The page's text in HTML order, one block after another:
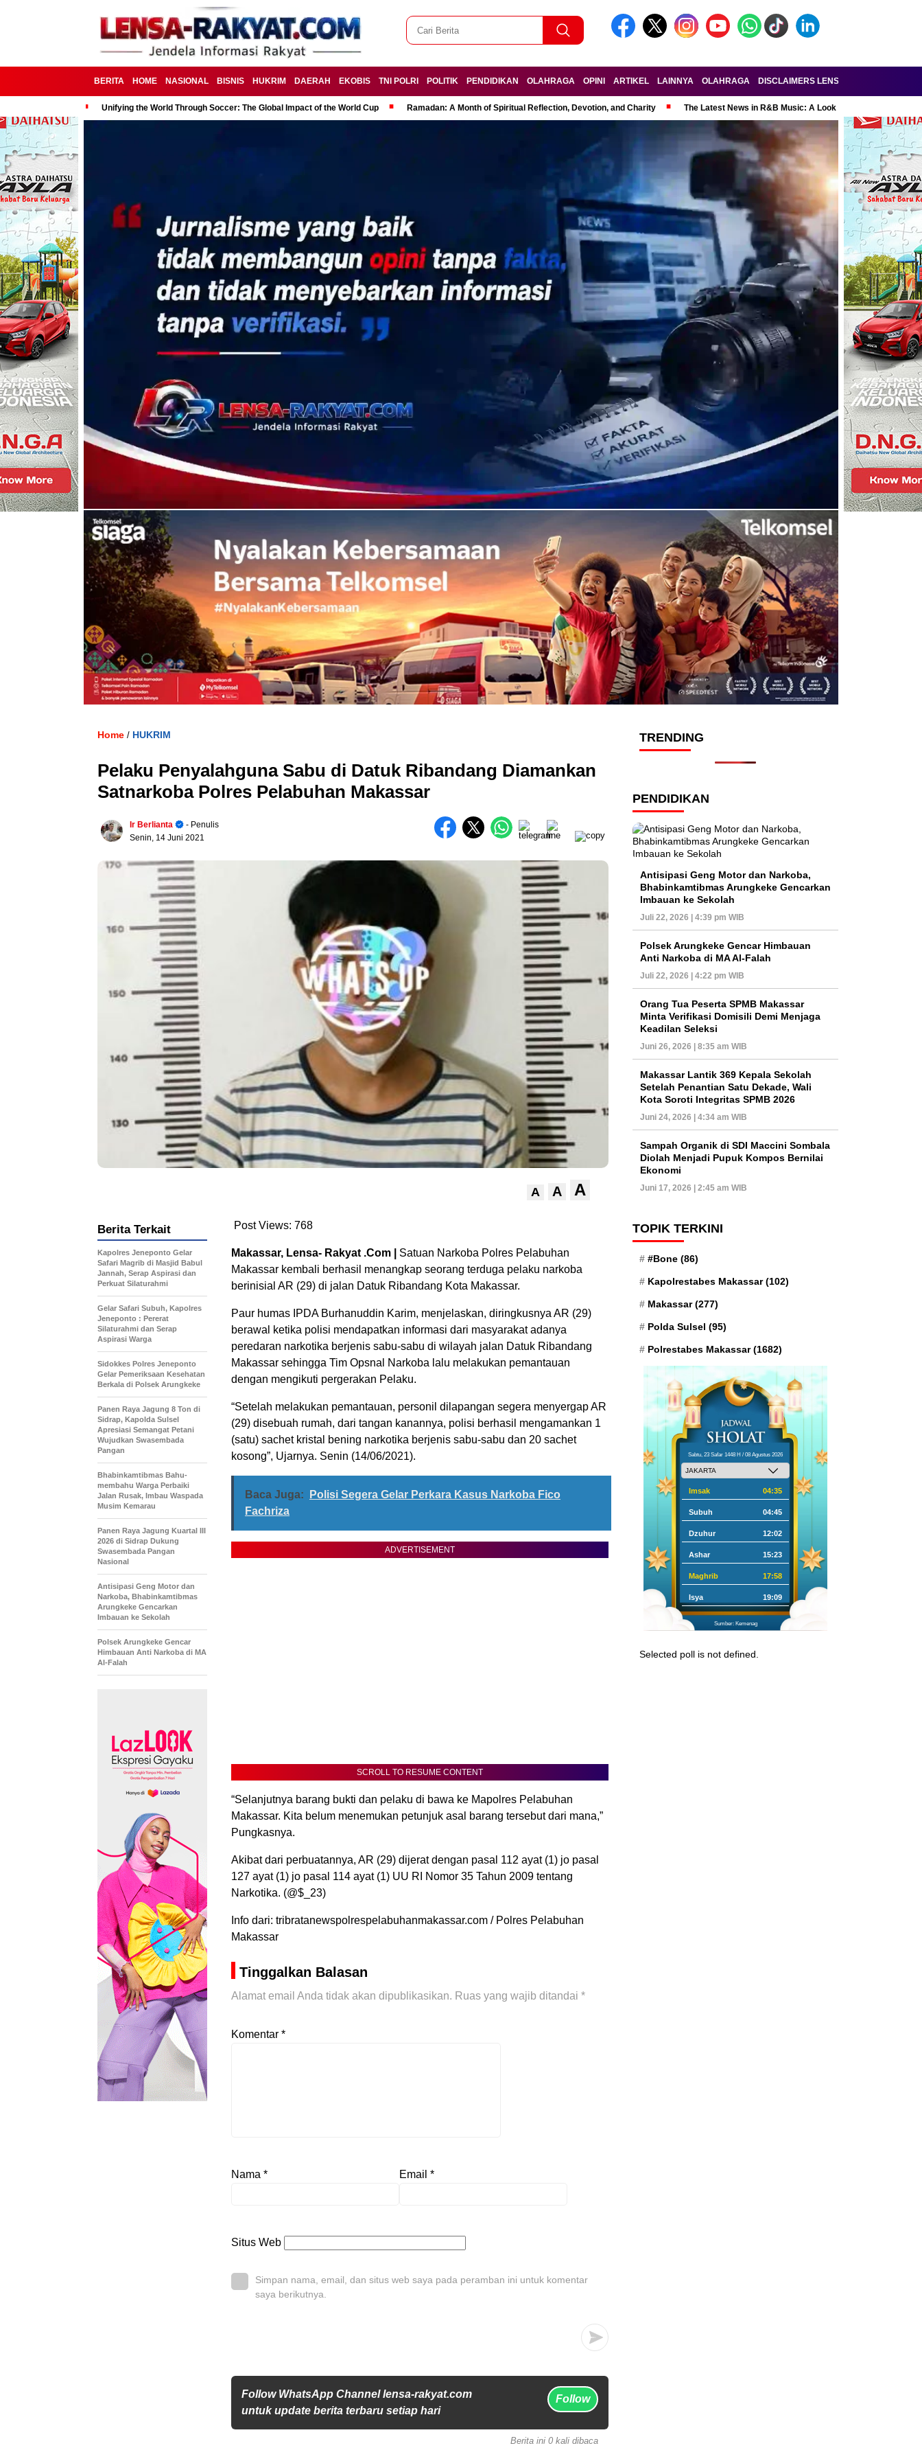
BERITA HOME NASIONAL BISNIS HUKRIM DAERAH EKOBIS TNI POLRI POLITIK PENDIDIKAN OLAHRAGA OPINI ARTIKEL LAINNYA OLAHRAGA DISCLAIMERS LENSA-RAKYAT.COM
Unifying the World Through Soccer: The Global Impact of the World Cup Ramadan: A Month of Spiritual Reflection, Devotion, and Charity The Latest News in R&B Music: A Look at Super Bowl
Home / HUKRIM
Pelaku Penyalahguna Sabu di Datuk Ribandang Diamankan
Satnarkoba Polres Pelabuhan Makassar
Ir Berlianta
- Penulis
Senin, 14 Juni 2021
A A A
Post Views: 768
Makassar, Lensa- Rakyat .Com | Satuan Narkoba Polres Pelabuhan
Makassar kembali berhasil menangkap seorang terduga pelaku narkoba
berinisial AR (29) di jalan Datuk Ribandang Kota Makassar.
Paur humas IPDA Burhanuddin Karim, menjelaskan, diringkusnya AR (29)
berawal ketika polisi mendapatkan informasi dari masyarakat adanya
peredaran narkotika berjenis sabu-sabu di wilayah jalan Datuk Ribandang
Makassar sehingga Tim Opsnal Narkoba lalu melakukan pemantauan
dengan mengikuti pergerakan Pelaku.
“Setelah melakukan pemantauan, personil dilapangan segera menyergap AR
(29) disebuah rumah, dari tangan kanannya, polisi berhasil mengamankan 1
(satu) sachet kristal bening narkotika berjenis sabu-sabu dan 20 sachet
kosong”, Ujarnya. Senin (14/06/2021).
Baca Juga:
Polisi Segera Gelar Perkara Kasus Narkoba Fico
Fachriza
ADVERTISEMENT
SCROLL TO RESUME CONTENT
“Selanjutnya barang bukti dan pelaku di bawa ke Mapolres Pelabuhan
Makassar. Kita belum menemukan petunjuk asal barang tersebut dari mana,”
Pungkasnya.
Akibat dari perbuatannya, AR (29) dijerat dengan pasal 112 ayat (1) jo pasal
127 ayat (1) jo pasal 114 ayat (1) UU RI Nomor 35 Tahun 2009 tentang
Narkotika. (@$_23)
Info dari: tribratanewspolrespelabuhanmakassar.com / Polres Pelabuhan
Makassar
Tinggalkan Balasan
Alamat email Anda tidak akan dipublikasikan. Ruas yang wajib ditandai *
Komentar *
Nama * Email *
Situs Web
Simpan nama, email, dan situs web saya pada peramban ini untuk komentar
saya berikutnya.
Follow WhatsApp Channel lensa-rakyat.com
untuk update berita terbaru setiap hari
Follow
Berita Terkait
Kapolres Jeneponto Gelar
Safari Magrib di Masjid Babul
Jannah, Serap Aspirasi dan
Perkuat Silaturahmi
Gelar Safari Subuh, Kapolres
Jeneponto : Pererat
Silaturahmi dan Serap
Aspirasi Warga
Sidokkes Polres Jeneponto
Gelar Pemeriksaan Kesehatan
Berkala di Polsek Arungkeke
Panen Raya Jagung 8 Ton di
Sidrap, Kapolda Sulsel
Apresiasi Semangat Petani
Wujudkan Swasembada
Pangan
Bhabinkamtibmas Bahu-
membahu Warga Perbaiki
Jalan Rusak, Imbau Waspada
Musim Kemarau
Panen Raya Jagung Kuartal III
2026 di Sidrap Dukung
Swasembada Pangan
Nasional
Antisipasi Geng Motor dan
Narkoba, Bhabinkamtibmas
Arungkeke Gencarkan
Imbauan ke Sekolah
Polsek Arungkeke Gencar
Himbauan Anti Narkoba di MA
Al-Falah
Berita ini 0 kali dibaca
TRENDING
PENDIDIKAN
Antisipasi Geng Motor dan Narkoba,
Bhabinkamtibmas Arungkeke Gencarkan
Imbauan ke Sekolah
Juli 22, 2026 | 4:39 pm WIB
Polsek Arungkeke Gencar Himbauan
Anti Narkoba di MA Al-Falah
Juli 22, 2026 | 4:22 pm WIB
Orang Tua Peserta SPMB Makassar
Minta Verifikasi Domisili Demi Menjaga
Keadilan Seleksi
Juni 26, 2026 | 8:35 am WIB
Makassar Lantik 369 Kepala Sekolah
Setelah Penantian Satu Dekade, Wali
Kota Soroti Integritas SPMB 2026
Juni 24, 2026 | 4:34 am WIB
Sampah Organik di SDI Maccini Sombala
Diolah Menjadi Pupuk Kompos Bernilai
Ekonomi
Juni 17, 2026 | 2:45 am WIB
TOPIK TERKINI
#Bone (86)
Kapolrestabes Makassar(102)
Makassar(277)
Polda Sulsel (95)
Polrestabes Makassar(1682)
Sabtu, 23 Safar 1448 H / 08 Agustus 2026
Imsak 04:35
Subuh 04:45
Dzuhur 12:02
Ashar 15:23
Maghrib 17:58
Isya 19:09
Sumber: Kemenag
Selected poll is not defined.